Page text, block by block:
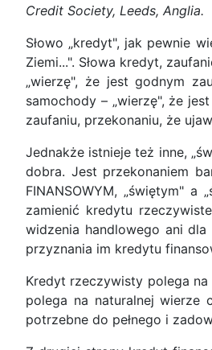
Credit Society, Leeds, Anglia.
Słowo „kredyt", jak pewnie
Ziemi...". Słowa kredyt,
„wierzę", że jest godnym
samochody – „wierzę", że
zaufaniu, przekonaniu, że
Jednakże istnieje też inne,
dobra. Jest przekonaniem
FINANSOWYM, „świętym"
zamienić kredytu
widzenia handlowego ani dla
przyznania im kredytu
Kredyt rzeczywisty polega
polega na naturalnej wierze
potrzebne do pełnego i